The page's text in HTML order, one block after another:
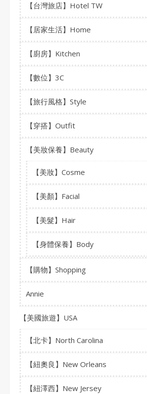
【台灣旅店】Hotel TW
【居家生活】Home
【廚房】Kitchen
【數位】3C
【旅行風格】Style
【穿搭】Outfit
【美妝保養】Beauty
【美妝】Cosme
【美顏】Facial
【美髮】Hair
【身體保養】Body
【購物】Shopping
Annie
【美國旅遊】USA
【北卡】North Carolina
【紐奧良】New Orleans
【紐澤西】New Jersey